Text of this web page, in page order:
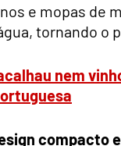
e mopas
tornando o
nem
compacto